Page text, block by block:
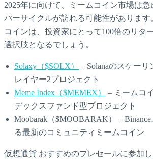
2025年に向けて、ミームコイン市場は
パーサイクルが訪れる可能性があります
コインは、投資家にとって100倍のリタ
選択肢となるでしょう。
Solaxy（$SOLX）
– Solanaのスケー
レイヤー2プロジェクト
Meme Index（$MEMEX）
– ミームコ
デックスファンド型プロジェクト
Moobarak（$MOOBARAK） –
る最新のコミュニティミームコイン
仮想通貨 おすすめのプレセールに参加